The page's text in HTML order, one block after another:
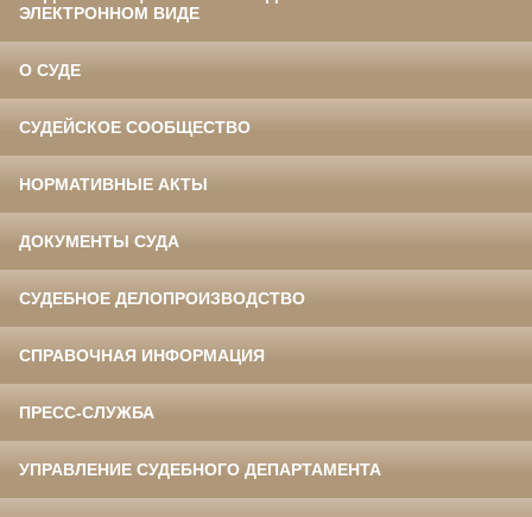
ЭЛЕКТРОННОМ ВИДЕ
О СУДЕ
СУДЕЙСКОЕ СООБЩЕСТВО
НОРМАТИВНЫЕ АКТЫ
ДОКУМЕНТЫ СУДА
СУДЕБНОЕ ДЕЛОПРОИЗВОДСТВО
СПРАВОЧНАЯ ИНФОРМАЦИЯ
ПРЕСС-СЛУЖБА
УПРАВЛЕНИЕ СУДЕБНОГО ДЕПАРТАМЕНТА